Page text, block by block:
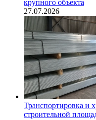
крупного объекта
27.07.2026
Транспортировка и
строительной